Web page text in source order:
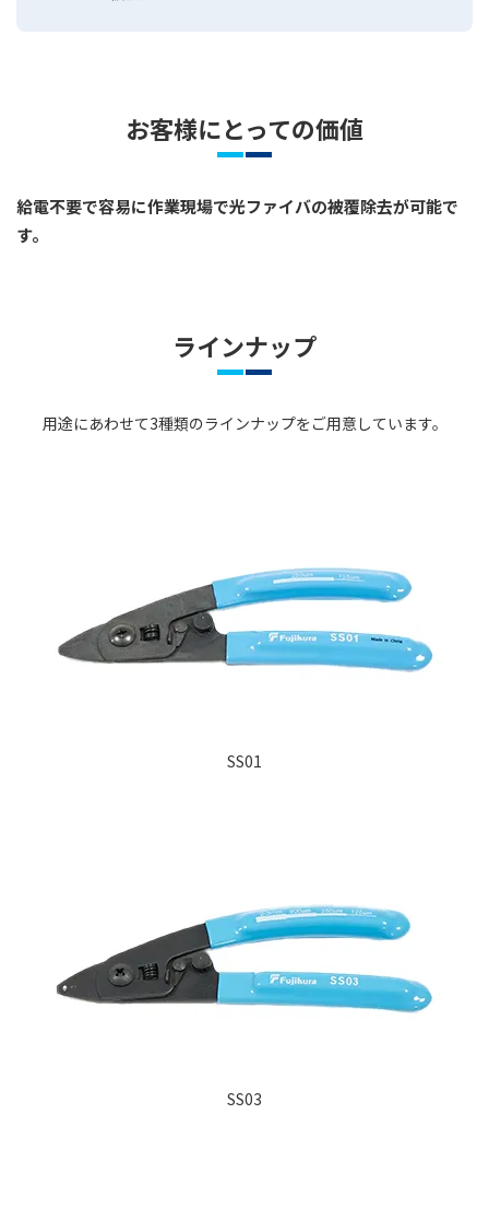
お客様にとっての価値
給電不要で容易に作業現場で光ファイバの被覆除去が可能で
す。
ラインナップ
用途にあわせて3種類のラインナップをご用意しています。
SS01
SS03